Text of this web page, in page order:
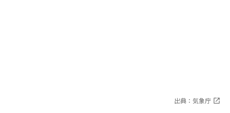
出典：気象庁